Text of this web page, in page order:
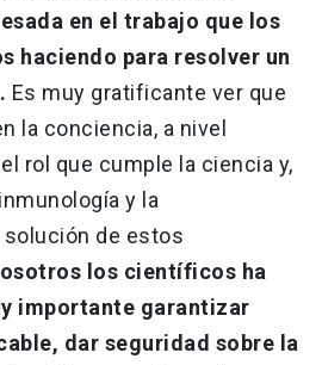
en el trabajo que los
haciendo para resolver un
Es muy gratificante ver que
la conciencia, a nivel
rol que cumple la ciencia y,
y la
solución de estos
los científicos ha
importante garantizar
dar seguridad sobre la